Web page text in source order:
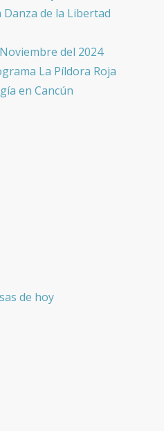
de la Libertad
del 2024
La Píldora Roja
en Cancún
de hoy